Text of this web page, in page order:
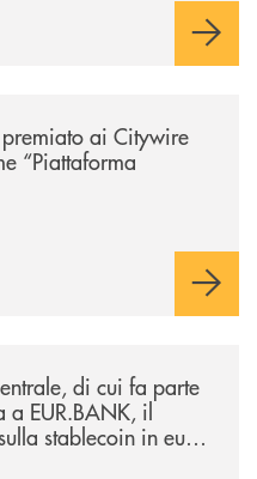
ai Citywire
“Piattaforma
di cui fa parte
a EUR.BANK, il
stablecoin in euro